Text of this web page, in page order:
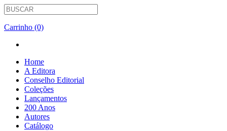
Carrinho (0)
Home
A Editora
Conselho Editorial
Coleções
Lançamentos
200 Anos
Autores
Catálogo